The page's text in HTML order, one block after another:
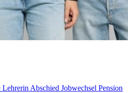
Lehrerin Abschied Jobwechsel Pension